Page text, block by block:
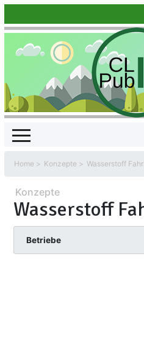
Home Konzepte Wasserstoff
Konzepte
Wasserstoff
Betriebe